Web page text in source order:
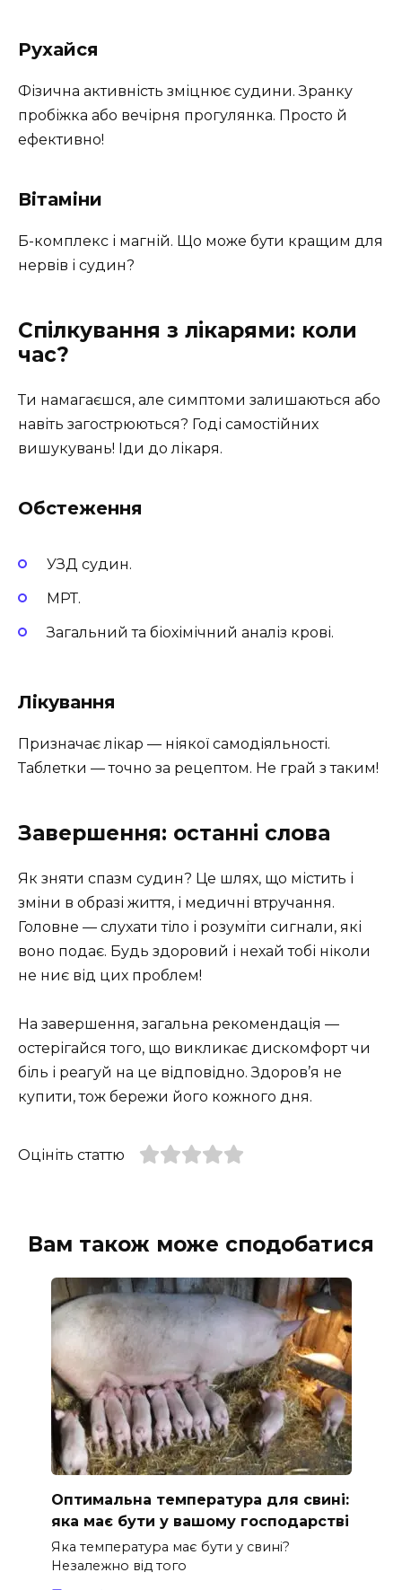
Рухайся
Фізична активність зміцнює судини. Зранку
пробіжка або вечірня прогулянка. Просто й
ефективно!
Вітаміни
Б-комплекс і магній. Що може бути кращим для
нервів і судин?
Спілкування з лікарями: коли
час?
Ти намагаєшся, але симптоми залишаються або
навіть загострюються? Годі самостійних
вишукувань! Іди до лікаря.
Обстеження
УЗД судин.
МРТ.
Загальний та біохімічний аналіз крові.
Лікування
Призначає лікар — ніякої самодіяльності.
Таблетки — точно за рецептом. Не грай з таким!
Завершення: останні слова
Як зняти спазм судин? Це шлях, що містить і
зміни в образі життя, і медичні втручання.
Головне — слухати тіло і розуміти сигнали, які
воно подає. Будь здоровий і нехай тобі ніколи
не ниє від цих проблем!
На завершення, загальна рекомендація —
остерігайся того, що викликає дискомфорт чи
біль і реагуй на це відповідно. Здоров’я не
купити, тож бережи його кожного дня.
Оцініть статтю
Вам також може сподобатися
Оптимальна температура для свині:
яка має бути у вашому господарстві
Яка температура має бути у свині?
Незалежно від того